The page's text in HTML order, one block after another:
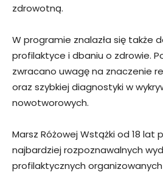
zdrowotną.
W programie znalazła się także
profilaktyce i dbaniu o zdrowie.
zwracano uwagę na znaczenie
oraz szybkiej diagnostyki w
nowotworowych.
Marsz Różowej Wstążki od 18 lat
najbardziej rozpoznawalnych
profilaktycznych